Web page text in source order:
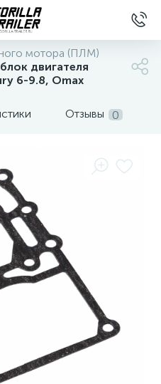
мотора (ПЛМ)
двигателя
6-9.8, Omax
Отзывы 0